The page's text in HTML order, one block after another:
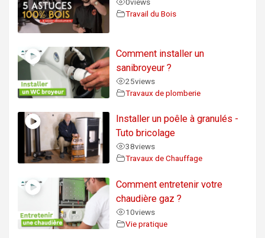
Travail du Bois
Comment installer un
sanibroyeur ?
25views
Travaux de plomberie
Installer un poêle à granulés -
Tuto bricolage
38views
Travaux de Chauffage
Comment entretenir votre
chaudière gaz ?
10views
Vie pratique